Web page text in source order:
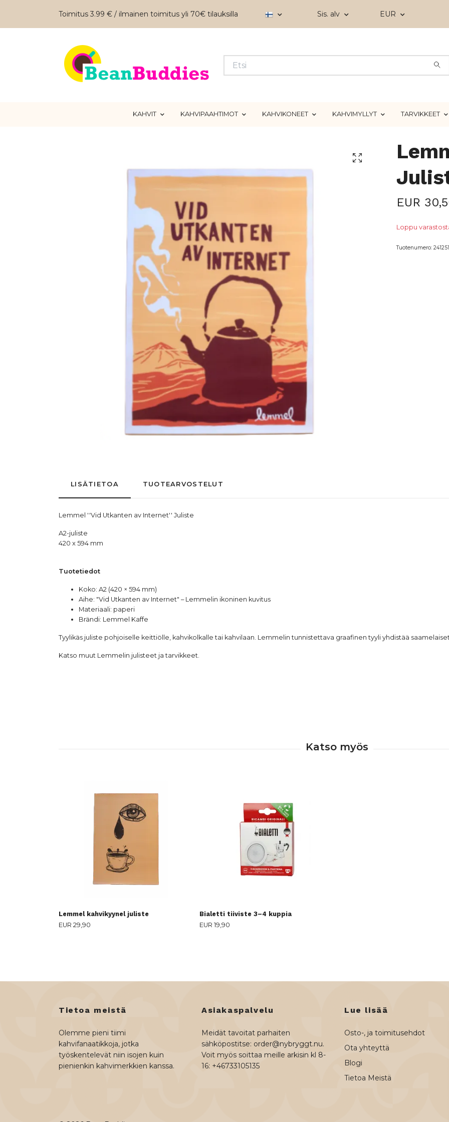
Toimitus 3.99 € / ilmainen toimitus yli 70€ tilauksilla Sis. alv EUR
KAHVIT KAHVIPAAHTIMOT KAHVIKONEET KAHVIMYLLYT TARVIKKEET
EUR
Loppu
Tuotenumero:
LISÄTIETOA TUOTEARVOSTELUT
Lemmel ''Vid Utkanten av Internet'' Juliste
A2-juliste
420 x 594 mm
Tuotetiedot
Koko: A2 (420 × 594 mm)
Aihe: "Vid Utkanten av Internet" – Lemmelin ikoninen kuvitus
Materiaali: paperi
Brändi: Lemmel Kaffe
Tyylikäs juliste pohjoiselle keittiölle, kahvikolkalle tai kahvilaan. Lemmelin tunnistettava graafinen tyyli yhdistää
Katso muut Lemmelin julisteet ja tarvikkeet
Lemmel kahvikyynel juliste
EUR 29,90
Bialetti tiiviste 3–4 kuppia
EUR 19,90
Tietoa meistä
Olemme pieni tiimi
kahvifanaatikkoja, jotka
työskentelevät niin isojen kuin
pienienkin kahvimerkkien kanssa.
Asiakaspalvelu
Meidät tavoitat parhaiten
sähköpostitse: order@nybryggt.nu.
Voit myös soittaa meille arkisin kl 8-
16: +46733105135
Lue lisää
Osto-, ja toimitusehdot
Ota yhteyttä
Blogi
Tietoa Meistä